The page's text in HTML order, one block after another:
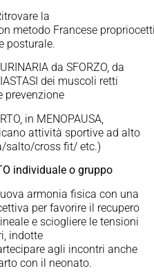
la
metodo Francese
posturale.
da SFORZO, da
dei muscoli retti
prevenzione
in MENOPAUSA,
attività sportive ad alto
salto/cross fit/ etc.)
individuale o gruppo
armonia fisica con una
per favorire il recupero
e sciogliere le tensioni
indotte
agli incontri anche
con il neonato.